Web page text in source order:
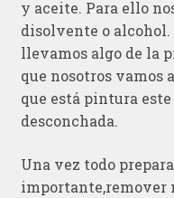
y aceite. Para ello
disolvente o
llevamos algo de la
que nosotros vamos
que está pintura
desconchada.
Una vez todo
importante,remover